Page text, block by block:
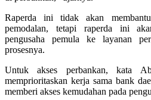
Raperda ini tidak akan
pemodalan, tetapi raperda ini
pengusaha pemula ke layanan
prosesnya.
Untuk akses perbankan, kata
memprioritaskan kerja sama bank
memberi akses kemudahan pada